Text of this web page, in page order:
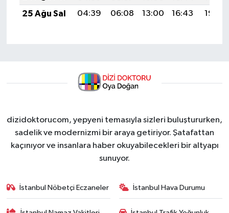
25 Ağu Sal
04:39 06:08 13:00 16:43 19:42
dizidoktorucom, yepyeni temasıyla sizleri buluştururken,
sadelik ve modernizmi bir araya getiriyor. Şatafattan
kaçınıyor ve insanlara haber okuyabilecekleri bir altyapı
sunuyor.
İstanbul Nöbetçi Eczaneler İstanbul Hava Durumu